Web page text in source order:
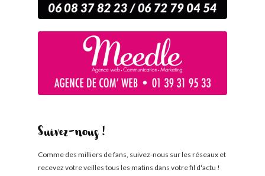
Suivez-nous !
Comme des milliers de fans, suivez-nous sur les réseaux et
recevez votre veilles tous les matins dans votre fil d'actu !